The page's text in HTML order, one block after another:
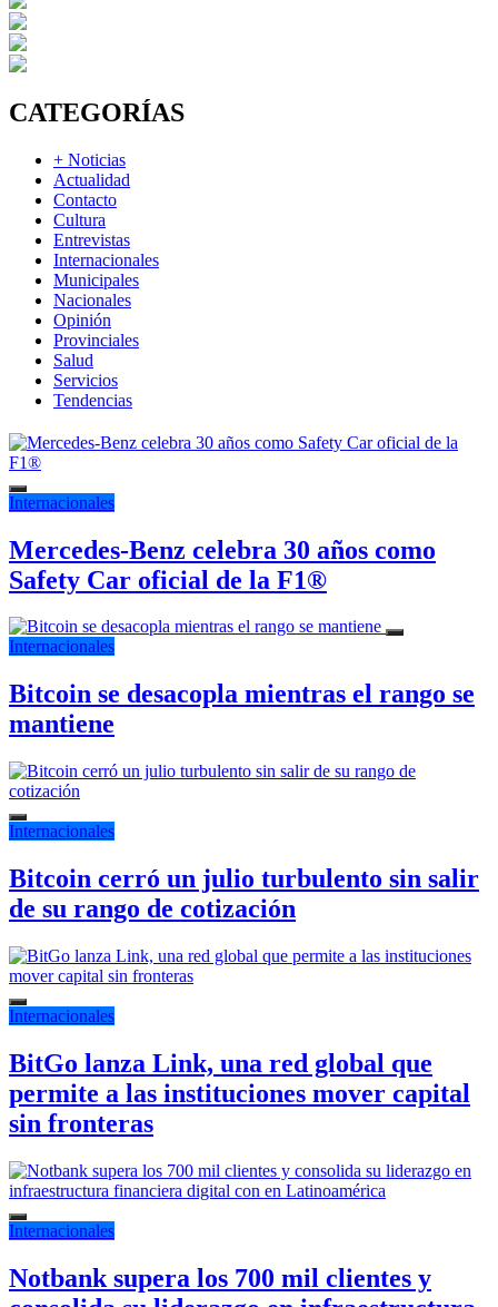
CATEGORÍAS
+ Noticias
Actualidad
Contacto
Cultura
Entrevistas
Internacionales
Municipales
Nacionales
Opinión
Provinciales
Salud
Servicios
Tendencias
Internacionales
Mercedes-Benz celebra 30 años como
Safety Car oficial de la F1®
Internacionales
Bitcoin se desacopla mientras el rango se
mantiene
Internacionales
Bitcoin cerró un julio turbulento sin salir
de su rango de cotización
Internacionales
BitGo lanza Link, una red global que
permite a las instituciones mover capital
sin fronteras
Internacionales
Notbank supera los 700 mil clientes y